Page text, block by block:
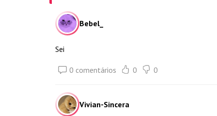
Bebel_
Sei
0 comentários 0 0
Vivian-Sincera